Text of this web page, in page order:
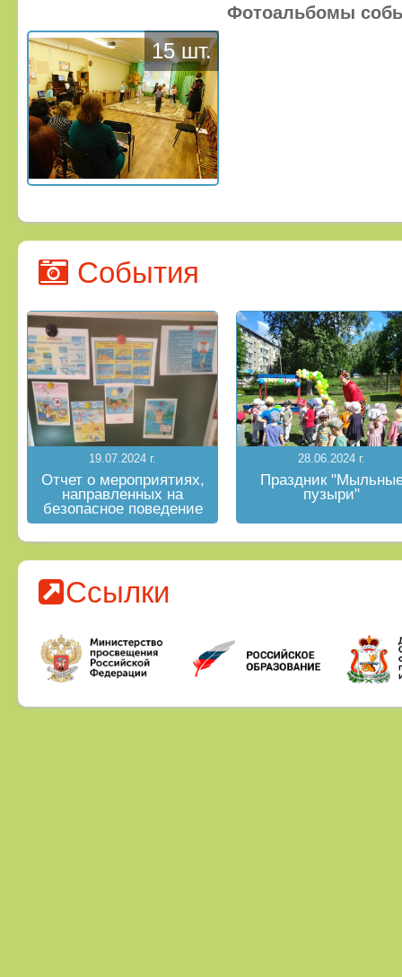
Фотоальбомы
15 шт.
События
19.07.2024 г.
Отчет о мероприятиях,
направленных на
безопасное поведение
на водных объектах в
летний период
28.06.2024 г.
Праздник
пузыри"
Ссылки